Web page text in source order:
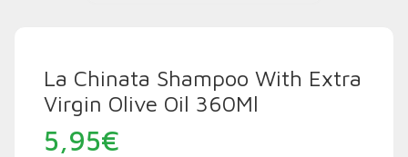
La Chinata Shampoo With Extra
Virgin Olive Oil 360Ml
5,95€